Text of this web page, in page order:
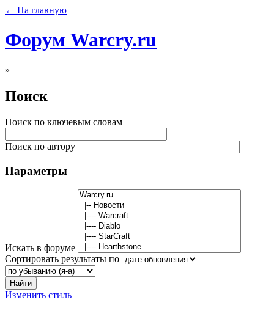
← На главную
Форум Warcry.ru
»
Поиск
Поиск по ключевым словам
Поиск по автору
Параметры
Искать в форуме
Сортировать результаты по
Изменить стиль